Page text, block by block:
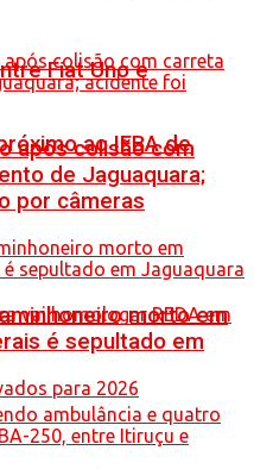
Fiat Uno e
ao IFBA de
após colisão com
de Jaguaquara;
por câmeras
morto em
é sepultado em